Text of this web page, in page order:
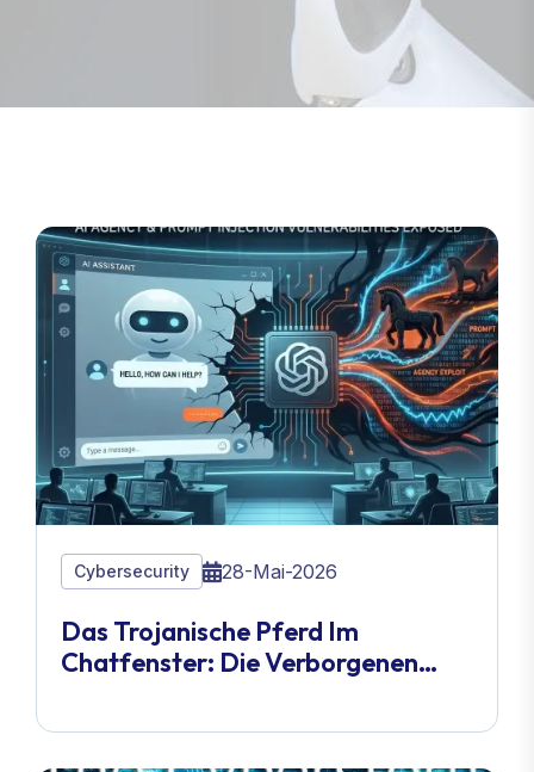
Cybersecurity 28-Mai-2026
Das Trojanische Pferd Im
Chatfenster: Die Verborgenen
Chatbots Entlarvt